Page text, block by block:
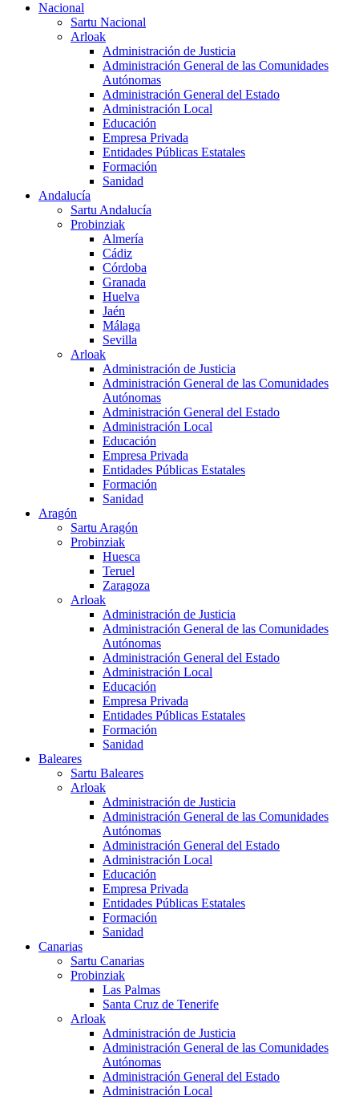
Nacional
Sartu Nacional
Arloak
Administración de Justicia
Administración General de las Comunidades
Autónomas
Administración General del Estado
Administración Local
Educación
Empresa Privada
Entidades Públicas Estatales
Formación
Sanidad
Andalucía
Sartu Andalucía
Probinziak
Almería
Cádiz
Córdoba
Granada
Huelva
Jaén
Málaga
Sevilla
Arloak
Administración de Justicia
Administración General de las Comunidades
Autónomas
Administración General del Estado
Administración Local
Educación
Empresa Privada
Entidades Públicas Estatales
Formación
Sanidad
Aragón
Sartu Aragón
Probinziak
Huesca
Teruel
Zaragoza
Arloak
Administración de Justicia
Administración General de las Comunidades
Autónomas
Administración General del Estado
Administración Local
Educación
Empresa Privada
Entidades Públicas Estatales
Formación
Sanidad
Baleares
Sartu Baleares
Arloak
Administración de Justicia
Administración General de las Comunidades
Autónomas
Administración General del Estado
Administración Local
Educación
Empresa Privada
Entidades Públicas Estatales
Formación
Sanidad
Canarias
Sartu Canarias
Probinziak
Las Palmas
Santa Cruz de Tenerife
Arloak
Administración de Justicia
Administración General de las Comunidades
Autónomas
Administración General del Estado
Administración Local